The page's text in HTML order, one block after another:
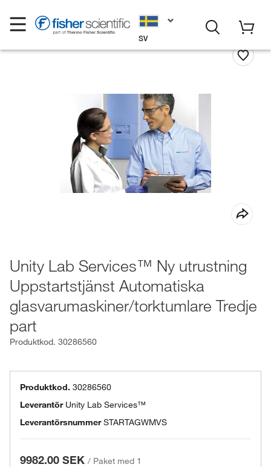
SV
Unity Lab Services™ Ny utrustning
Uppstartstjänst Automatiska
glasvarumaskiner/torktumlare Tredje
part
Produktkod. 30286560
Produktkod. 30286560
Leverantör Unity Lab Services™
Leverantörsnummer STARTAGWMVS
9982.00 SEK / Paket med 1